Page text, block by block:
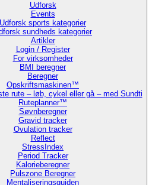
Udforsk
Events
Udforsk sports kategorier
sundheds kategorier
Artikler
Login / Register
For virksomheder
BMI beregner
Beregner
Opskriftsmaskinen™
rute – løb, cykel eller gå – med Sundti
Ruteplanner™
Søvnberegner
Gravid tracker
Ovulation tracker
Reflect
StressIndex
Period Tracker
Kalorieberegner
Pulszone Beregner
Mentaliseringsguiden